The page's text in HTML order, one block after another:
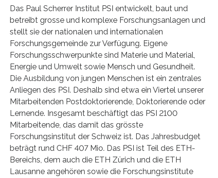
Das Paul Scherrer Institut PSI entwickelt, baut und
betreibt grosse und komplexe Forschungsanlagen und
stellt sie der nationalen und internationalen
Forschungsgemeinde zur Verfügung. Eigene
Forschungsschwerpunkte sind Materie und Material,
Energie und Umwelt sowie Mensch und Gesundheit.
Die Ausbildung von jungen Menschen ist ein zentrales
Anliegen des PSI. Deshalb sind etwa ein Viertel unserer
Mitarbeitenden Postdoktorierende, Doktorierende oder
Lernende. Insgesamt beschäftigt das PSI 2100
Mitarbeitende, das damit das grösste
Forschungsinstitut der Schweiz ist. Das Jahresbudget
beträgt rund CHF 407 Mio. Das PSI ist Teil des ETH-
Bereichs, dem auch die ETH Zürich und die ETH
Lausanne angehören sowie die Forschungsinstitute